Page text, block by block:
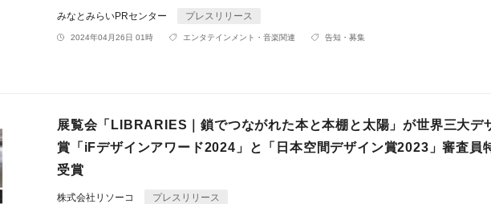
みなとみらいPRセンター プレスリリース
2024年04月26日 01時 エンタテインメント・音楽関連 告知・募集
展覧会「LIBRARIES｜鎖でつながれた本と本棚と太陽」が世界三大デ
賞「iFデザインアワード2024」と「日本空間デザイン賞2023」審査員
受賞
株式会社リソーコ プレスリリース